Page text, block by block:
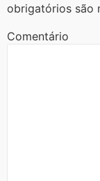
obrigatórios são
Comentário